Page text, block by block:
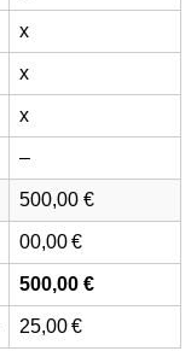
x
x
x
–
500,00 €
00,00 €
500,00 €
25,00 €